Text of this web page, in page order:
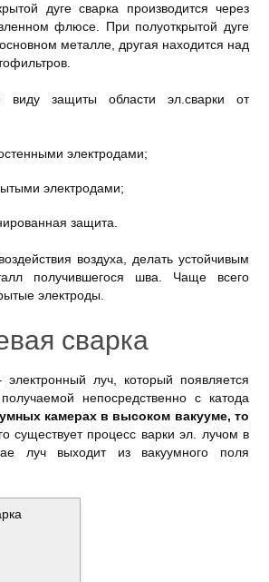
дуге сварка производится через
флюсе. При полуоткрытой дуге
металле, другая находится над
виду защиты области эл.сварки от
электродами;
электродами;
защита.
воздуха, делать устойчивым
получившегося шва. Чаще всего
электроды.
сварка
луч, который появляется
непосредственно с катода
камерах в высоком вакууме, то
существует процесс варки эл. лучом в
луч выходит из вакуумного поля